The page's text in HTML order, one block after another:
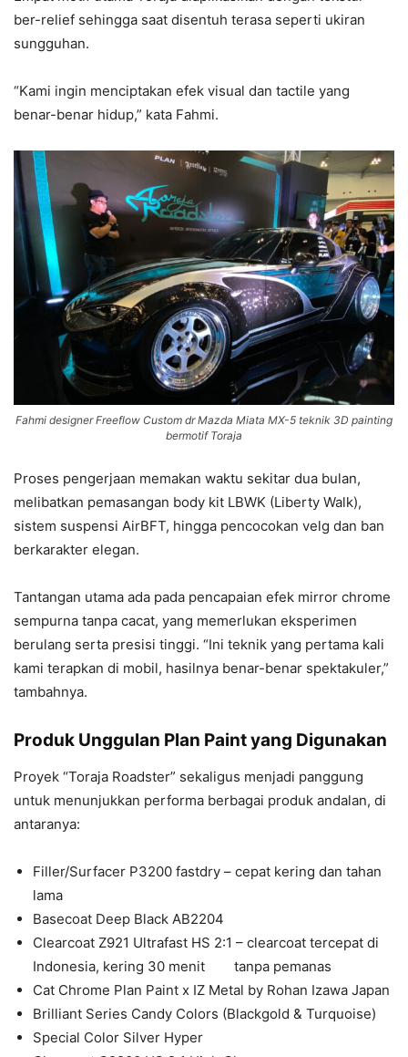
ber-relief sehingga saat disentuh terasa seperti ukiran
sungguhan.
“Kami ingin menciptakan efek visual dan tactile yang
benar-benar hidup,” kata Fahmi.
Fahmi designer Freeflow Custom dr Mazda Miata MX-5 teknik 3D painting
bermotif Toraja
Proses pengerjaan memakan waktu sekitar dua bulan,
melibatkan pemasangan body kit LBWK (Liberty Walk),
sistem suspensi AirBFT, hingga pencocokan velg dan ban
berkarakter elegan.
Tantangan utama ada pada pencapaian efek mirror chrome
sempurna tanpa cacat, yang memerlukan eksperimen
berulang serta presisi tinggi. “Ini teknik yang pertama kali
kami terapkan di mobil, hasilnya benar-benar spektakuler,”
tambahnya.
Produk Unggulan Plan Paint yang Digunakan
Proyek “Toraja Roadster” sekaligus menjadi panggung
untuk menunjukkan performa berbagai produk andalan, di
antaranya:
Filler/Surfacer P3200 fastdry – cepat kering dan tahan
lama
Basecoat Deep Black AB2204
Clearcoat Z921 Ultrafast HS 2:1 – clearcoat tercepat di
Indonesia, kering 30 menit tanpa pemanas
Cat Chrome Plan Paint x IZ Metal by Rohan Izawa Japan
Brilliant Series Candy Colors (Blackgold & Turquoise)
Special Color Silver Hyper